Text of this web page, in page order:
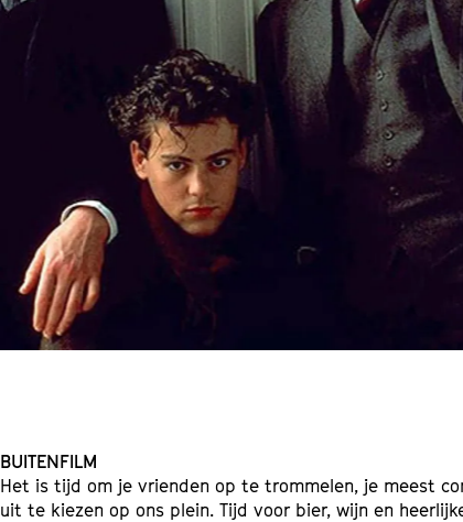
BUITENFILM
Het is tijd om je vrienden op te trommelen, je meest
uit te kiezen op ons plein. Tijd voor bier, wijn en